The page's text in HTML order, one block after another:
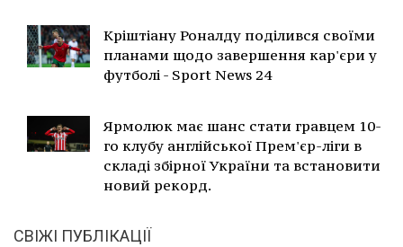
Кріштіану Роналду поділився своїми
планами щодо завершення кар'єри у
футболі - Sport News 24
Ярмолюк має шанс стати гравцем 10-
го клубу англійської Прем'єр-ліги в
складі збірної України та встановити
новий рекорд.
СВІЖІ ПУБЛІКАЦІЇ